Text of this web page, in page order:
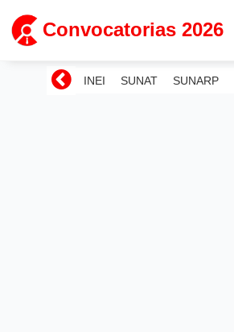
Convocatorias 2026
INEI SUNAT SUNARP